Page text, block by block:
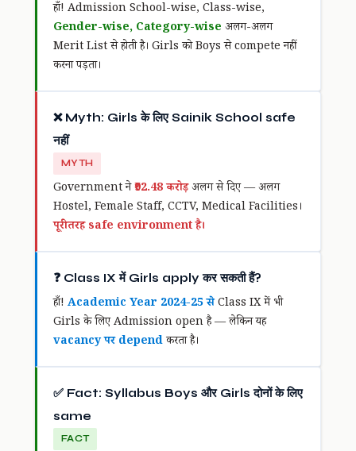
हाँ! Admission School-wise, Class-wise,
Gender-wise, Category-wise अलग-अलग
Merit List से होती है। Girls को Boys से compete नहीं
करना पड़ता।
❌ Myth: Girls के लिए Sainik School safe
नहीं
MYTH
Government ने₹92.48 करोड़अलग से दिए — अलग
Hostel, Female Staff, CCTV, Medical Facilities।
पूरी तरह safe environment है।
❓ Class IX में Girls apply कर सकती हैं?
हाँ! Academic Year 2024-25 सेClass IX में भी
Girls के लिए Admission open है — लेकिन यह
vacancy पर dependकरता है।
✅ Fact: Syllabus Boys और Girls दोनों के लिए
same
FACT